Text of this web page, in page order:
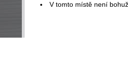
V tomto místě není